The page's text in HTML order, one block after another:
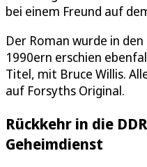
bei einem Freund auf
Der Roman wurde in
1990ern erschien
Titel, mit Bruce Willis.
auf Forsyths Original.
Rückkehr in die
Geheimdienst